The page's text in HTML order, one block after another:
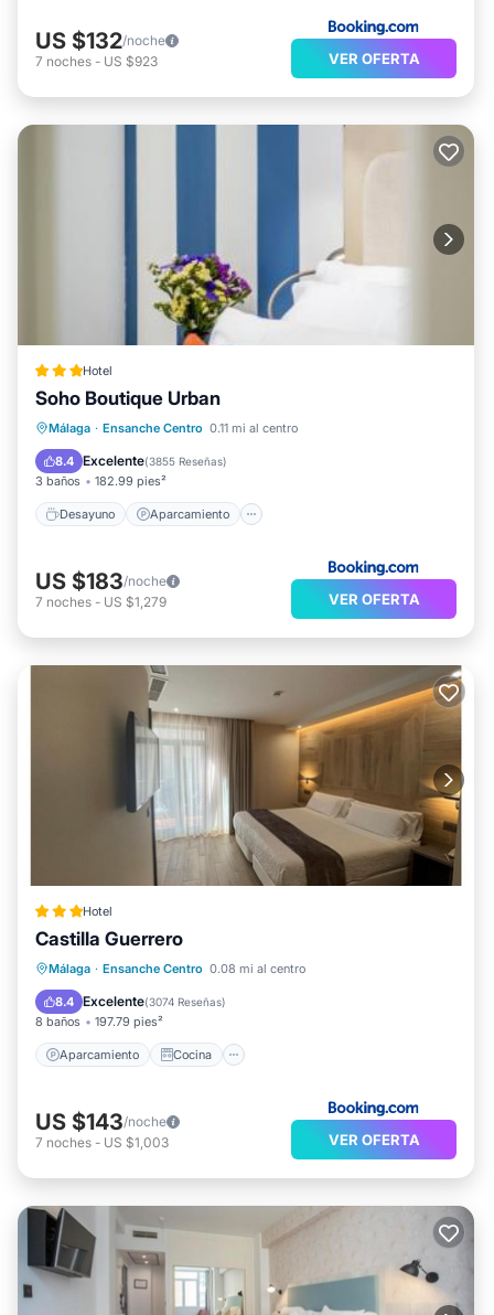
US $132/noche
7 noches - US $923 VER OFERTA
Hotel
Soho Boutique Urban
Málaga · Ensanche Centro 0.11 mi al centro
8.4 Excelente(3855 Reseñas)
3 baños 182.99 pies²
Desayuno Aparcamiento
Desayuno
Aparcamiento
Aire acondicionado
US $183/noche
7 noches - US $1,279 VER OFERTA
Hotel
Castilla Guerrero
Málaga · Ensanche Centro 0.08 mi al centro
8.4 Excelente(3074 Reseñas)
8 baños 197.79 pies²
Aparcamiento Cocina
Aparcamiento
Cocina
Aire acondicionado
US $143/noche
7 noches - US $1,003 VER OFERTA